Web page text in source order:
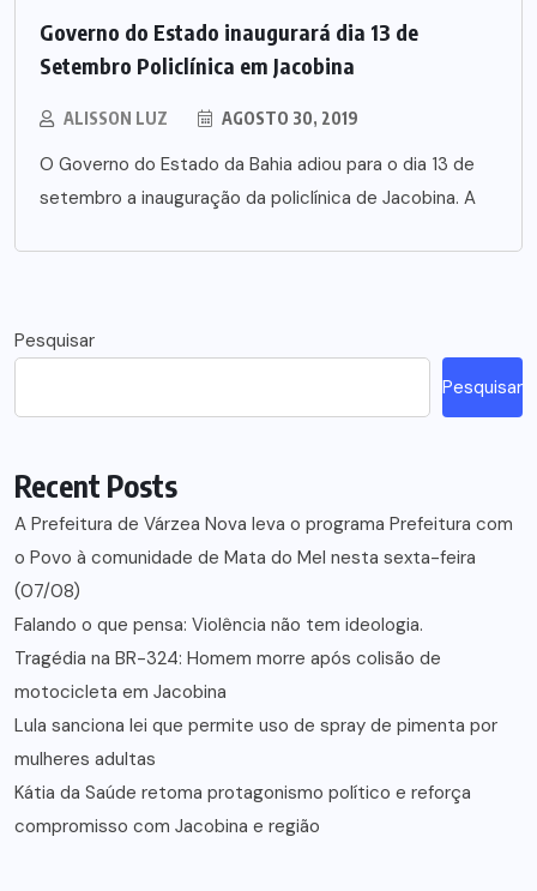
Governo do Estado inaugurará dia 13 de
Setembro Policlínica em Jacobina
ALISSON LUZ AGOSTO 30, 2019
O Governo do Estado da Bahia adiou para o dia 13 de
setembro a inauguração da policlínica de Jacobina. A
Pesquisar
Pesquisar
Recent Posts
A Prefeitura de Várzea Nova leva o programa Prefeitura com
o Povo à comunidade de Mata do Mel nesta sexta-feira
(07/08)
Falando o que pensa: Violência não tem ideologia.
Tragédia na BR-324: Homem morre após colisão de
motocicleta em Jacobina
Lula sanciona lei que permite uso de spray de pimenta por
mulheres adultas
Kátia da Saúde retoma protagonismo político e reforça
compromisso com Jacobina e região